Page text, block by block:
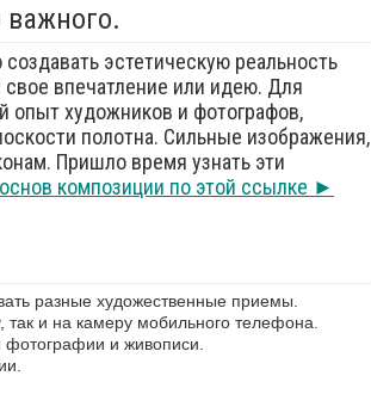
важного.
эстетическую реальность
свое впечатление или идею. Для
опыт художников и фотографов,
полотна. Сильные изображения,
Пришло время узнать эти
композиции по этой ссылке ►
разные художественные приемы.
и на камеру мобильного телефона.
и живописи.